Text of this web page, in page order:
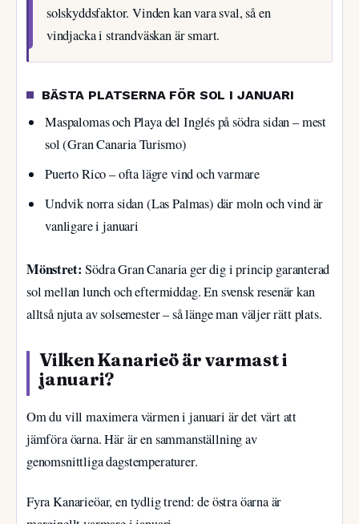
solskyddsfaktor. Vinden kan vara sval, så en
vindjacka i strandväskan är smart.
BÄSTA PLATSERNA FÖR SOL I JANUARI
Maspalomas och Playa del Inglés på södra sidan – mest
sol (Gran Canaria Turismo)
Puerto Rico – ofta lägre vind och varmare
Undvik norra sidan (Las Palmas) där moln och vind är
vanligare i januari
Mönstret: Södra Gran Canaria ger dig i princip garanterad
sol mellan lunch och eftermiddag. En svensk resenär kan
alltså njuta av solsemester – så länge man väljer rätt plats.
Vilken Kanarieö är varmast i
januari?
Om du vill maximera värmen i januari är det värt att
jämföra öarna. Här är en sammanställning av
genomsnittliga dagstemperaturer.
Fyra Kanarieöar, en tydlig trend: de östra öarna är